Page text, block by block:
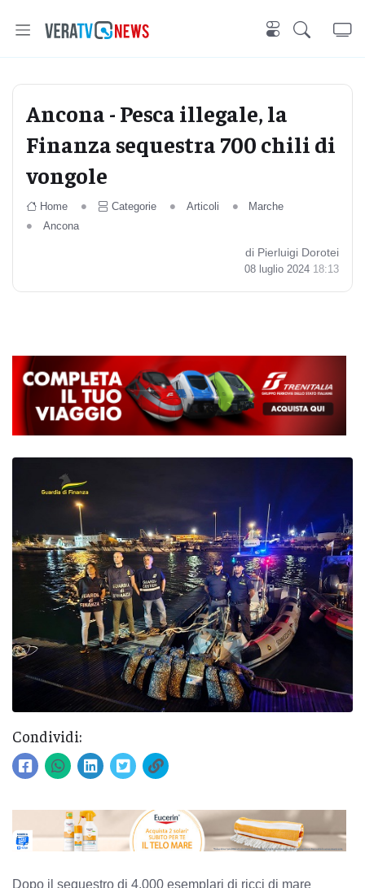
Ancona - Pesca illegale, la
Finanza sequestra 700 chili di
vongole
Home Categorie Articoli
Marche
Ancona
di Pierluigi Dorotei
08 luglio 2024 18:13
Condividi:
Dopo il sequestro di 4.000 esemplari di ricci di mare